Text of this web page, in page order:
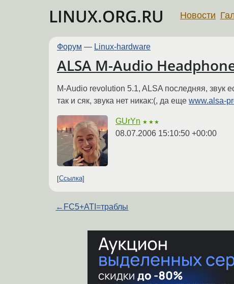
LINUX.ORG.RU Новости
Форум — Linux-hardware
ALSA M-Audio
M-Audio revolution 5.1, ALSA последняя, звук
так и сяк, звука нет никак:(, да еще www.alsa-
GUrYn ★★★
08.07.2006 15:10:50 +00:00
Ссылка
← FC5+ATI=траблы